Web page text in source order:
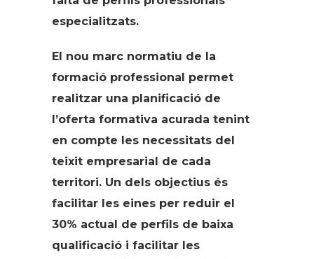
especialitzats.
El nou marc normatiu de la
formació professional permet
realitzar una planificació de
l’oferta formativa acurada tenint
en compte les necessitats del
teixit empresarial de cada
territori. Un dels objectius és
facilitar les eines per reduir el
30% actual de perfils de baixa
qualificació i facilitar les